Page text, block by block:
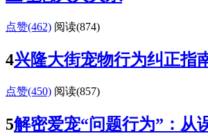
点赞(462) 阅读(874)
4兴隆大街宠物行为纠正指
点赞(450) 阅读(857)
5解密爱宠“问题行为”：从